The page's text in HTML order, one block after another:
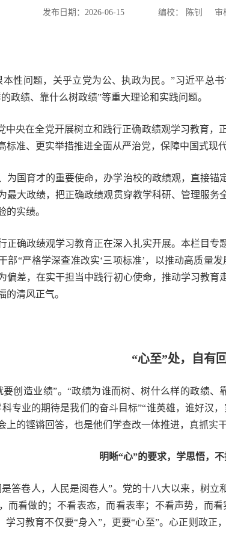
发布日期： 2026-06-15编校： 陈钊 审核
本性问题，关乎立党为公、执政为民。”习近平总
政绩、靠什么树政绩”等重大理论和实践问题。
中央在全党开展树立和践行正确政绩观学习教育
标准、更实举措推进全面从严治党，保障中国式现
为国育才的重要使命，办学治校的政绩观，直接
最大政绩，把正确政绩观贯穿教学科研、管理服
的实绩。
正确政绩观学习教育正在深入扎实开展。本栏目
部“严格学深查准改实‘三项标准’，以推动高质量
偏差，在实干担当中践行初心使命，推动学习教
的清风正气。
“心至”处，自有
创造业绩”。“政绩为谁而树、树什么样的政绩
专业的期待是我们的奋斗目标”“谁英雄，谁好汉
上的铿锵回答，也是他们学查改一体推进，真抓实
明晰“心”的要求，学思悟，
答卷人，人民是阅卷人”。党的十八大以来，树
而看做的；不看表态，而看表率；不看声势，而
学习教育不仅要“身入”，更要“心至”。心正则政